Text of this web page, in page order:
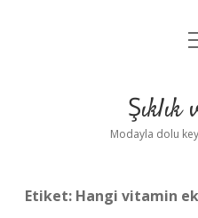
Şıklık
Modayla dolu
Etiket: Hangi vitamin